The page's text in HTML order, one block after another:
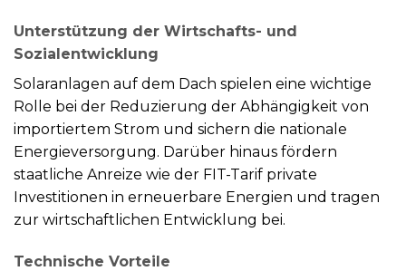
Unterstützung der Wirtschafts- und
Sozialentwicklung
Solaranlagen auf dem Dach spielen eine wichtige
Rolle bei der Reduzierung der Abhängigkeit von
importiertem Strom und sichern die nationale
Energieversorgung. Darüber hinaus fördern
staatliche Anreize wie der FIT-Tarif private
Investitionen in erneuerbare Energien und tragen
zur wirtschaftlichen Entwicklung bei.
Technische Vorteile